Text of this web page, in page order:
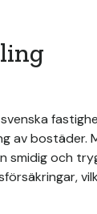
av bostäder.
smidig och